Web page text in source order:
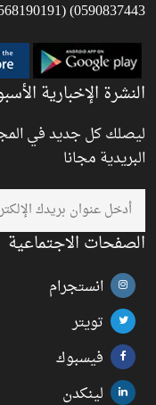
0590837443) (0568190191 - 0568059070)
النشرة الإخبارية
ليصلك كل جديد في
البريدية مجانا
الصفحات الاجتماعية
انستجرام
تويتر
فيسبوك
لينكدن